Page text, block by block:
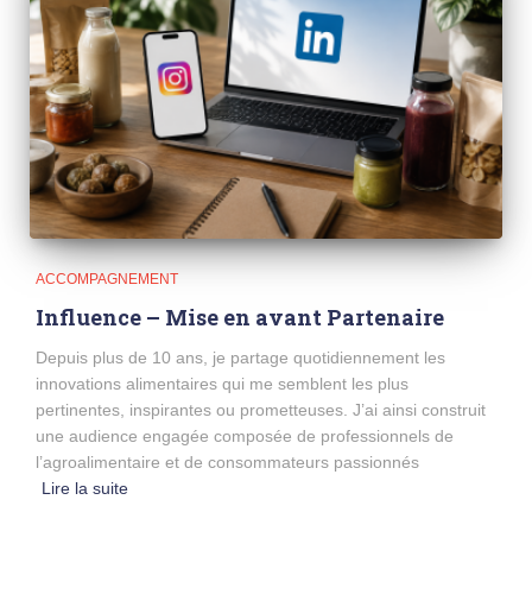
ACCOMPAGNEMENT
Influence – Mise en avant Partenaire
Depuis plus de 10 ans, je partage quotidiennement les
innovations alimentaires qui me semblent les plus
pertinentes, inspirantes ou prometteuses. J’ai ainsi construit
une audience engagée composée de professionnels de
l’agroalimentaire et de consommateurs passionnés
Lire la suite